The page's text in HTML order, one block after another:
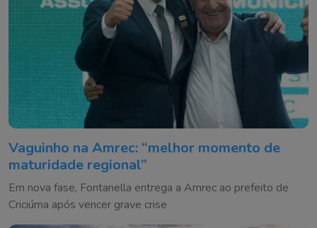
Vaguinho na Amrec: “melhor momento de
maturidade regional”
Em nova fase, Fontanella entrega a Amrec ao prefeito de
Criciúma após vencer grave crise